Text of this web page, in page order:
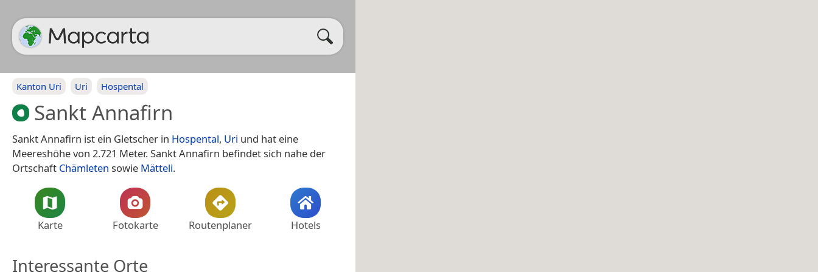
Kanton Uri Uri Hospental
Sankt Annafirn
Sankt Annafirn ist ein Gletscher in Hospental, Uri und hat eine
Meereshöhe von 2.721 Meter. Sankt Annafirn befindet sich nahe der
Ortschaft Chämleten sowie Mätteli.
Karte Fotokarte Routenplaner Hotels
Interessante Orte